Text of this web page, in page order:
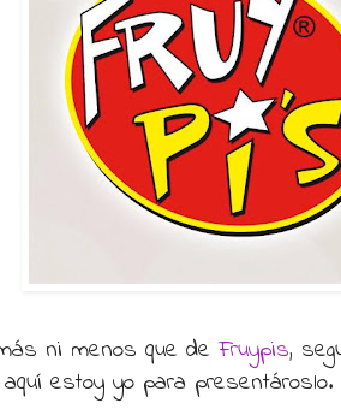
ni menos que deFruypis,
estoy yo para presentároslo.